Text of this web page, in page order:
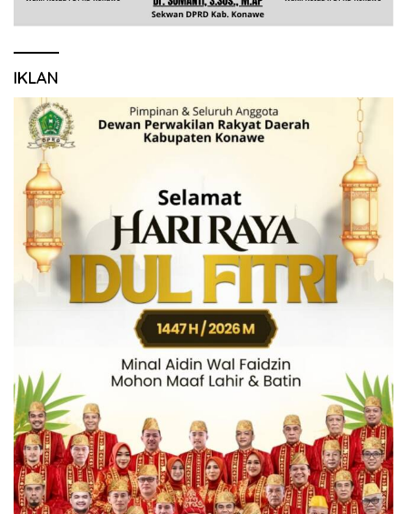
IKLAN